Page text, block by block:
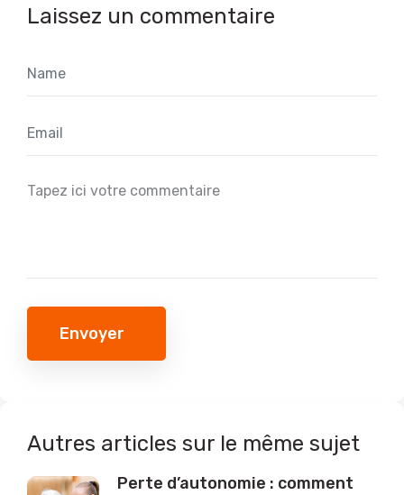
Laissez un commentaire
Envoyer
Autres articles sur le même sujet
Perte d’autonomie : comment